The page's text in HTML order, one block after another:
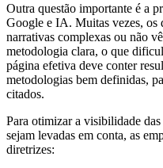
Outra questão importante é a
Google e IA. Muitas vezes, os
narrativas complexas ou não
metodologia clara, o que
página efetiva deve conter
metodologias bem definidas,
citados.
Para otimizar a visibilidade
sejam levadas em conta, as
diretrizes: